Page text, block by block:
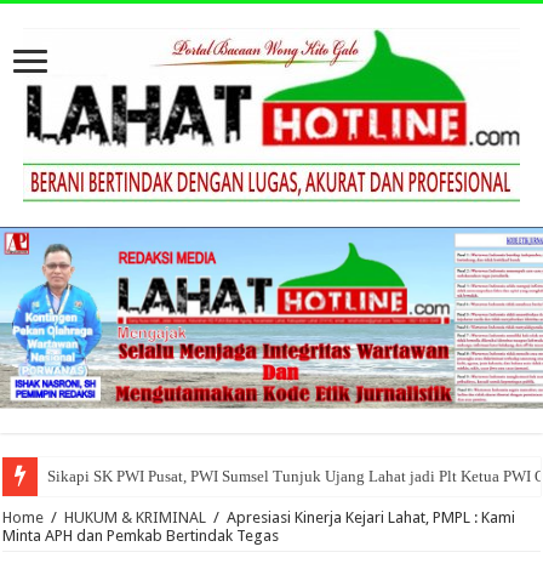
Sikapi SK PWI Pusat, PWI Sumsel Tunjuk Ujang Lahat jadi Plt Ketua PWI
Home / HUKUM & KRIMINAL / Apresiasi Kinerja Kejari Lahat, PMPL : Kami
Minta APH dan Pemkab Bertindak Tegas